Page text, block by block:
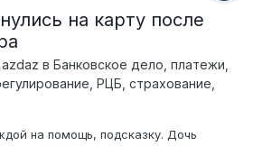
на карту после
azdaz в Банковское дело, платежи,
РЦБ, страхование,
на помощь, подсказку. Дочь